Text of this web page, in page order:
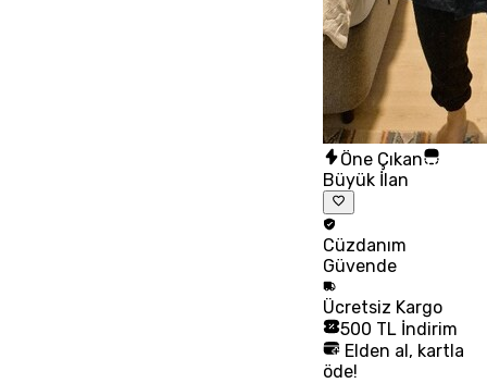
Öne Çıkan
Büyük İlan
Cüzdanım
Güvende
Ücretsiz Kargo
500 TL İndirim
Elden al, kartla
öde!